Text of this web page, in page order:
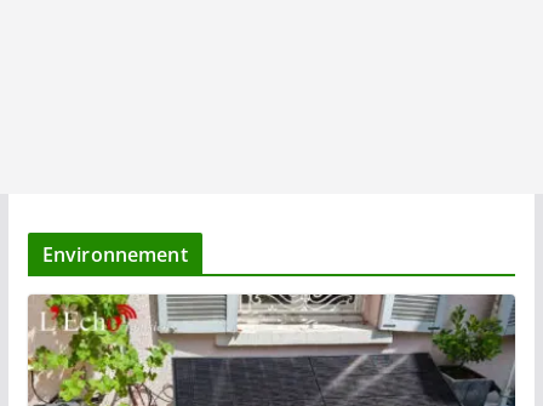
Environnement